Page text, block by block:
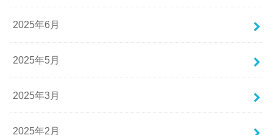
2025年6月
2025年5月
2025年3月
2025年2月